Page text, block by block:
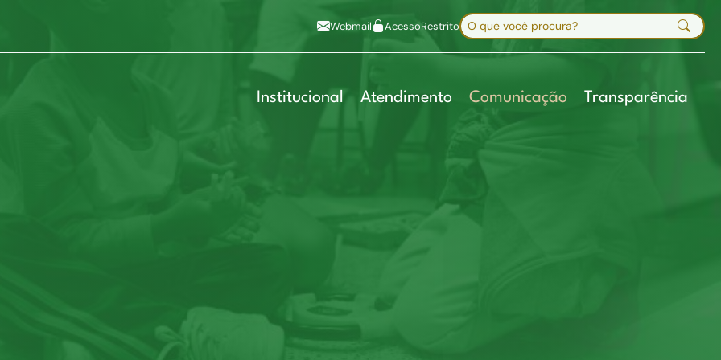
Mapa do site
Webmail AcessoRestritoBuscar no site
Institucional Atendimento Comunicação Transparência